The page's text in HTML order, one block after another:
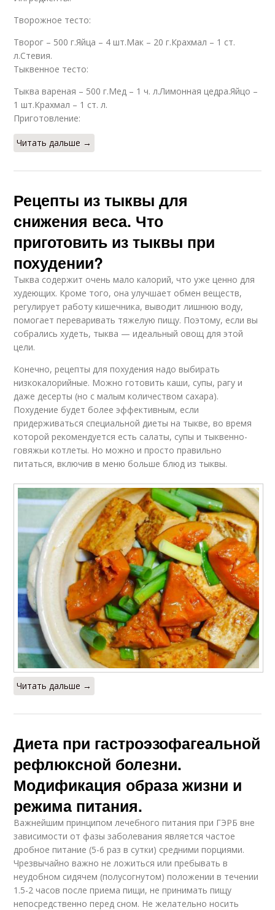
Творожное тесто:
Творог – 500 г.Яйца – 4 шт.Мак – 20 г.Крахмал – 1 ст.
л.Стевия.
Тыквенное тесто:
Тыква вареная – 500 г.Мед – 1 ч. л.Лимонная цедра.Яйцо –
1 шт.Крахмал – 1 ст. л.
Приготовление:
Читать дальше →
Рецепты из тыквы для
снижения веса. Что
приготовить из тыквы при
похудении?
Тыква содержит очень мало калорий, что уже ценно для
худеющих. Кроме того, она улучшает обмен веществ,
регулирует работу кишечника, выводит лишнюю воду,
помогает переваривать тяжелую пищу. Поэтому, если вы
собрались худеть, тыква — идеальный овощ для этой
цели.
Конечно, рецепты для похудения надо выбирать
низкокалорийные. Можно готовить каши, супы, рагу и
даже десерты (но с малым количеством сахара).
Похудение будет более эффективным, если
придерживаться специальной диеты на тыкве, во время
которой рекомендуется есть салаты, супы и тыквенно-
говяжьи котлеты. Но можно и просто правильно
питаться, включив в меню больше блюд из тыквы.
Читать дальше →
Диета при гастроэзофагеальной
рефлюксной болезни.
Модификация образа жизни и
режима питания.
Важнейшим принципом лечебного питания при ГЭРБ вне
зависимости от фазы заболевания является частое
дробное питание (5-6 раз в сутки) средними порциями.
Чрезвычайно важно не ложиться или пребывать в
неудобном сидячем (полусогнутом) положении в течении
1.5-2 часов после приема пищи, не принимать пищу
непосредственно перед сном. Не желательно носить